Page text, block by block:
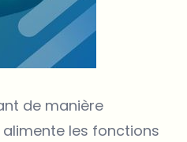
de manière
alimente les fonctions